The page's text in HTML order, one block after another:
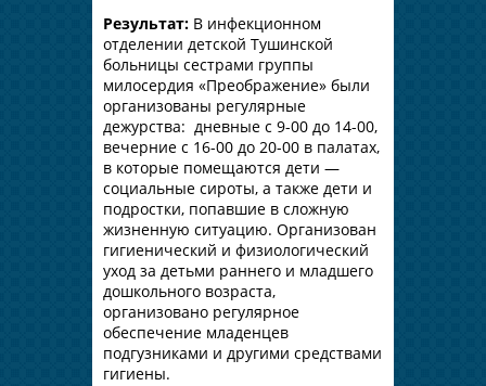
Результат: В инфекционном
отделении детской Тушинской
больницы сестрами группы
милосердия «Преображение» были
организованы регулярные
дежурства: дневные с 9-00 до 14-00,
вечерние с 16-00 до 20-00 в палатах,
в которые помещаются дети —
социальные сироты, а также дети и
подростки, попавшие в сложную
жизненную ситуацию. Организован
гигиенический и физиологический
уход за детьми раннего и младшего
дошкольного возраста,
организовано регулярное
обеспечение младенцев
подгузниками и другими средствами
гигиены.